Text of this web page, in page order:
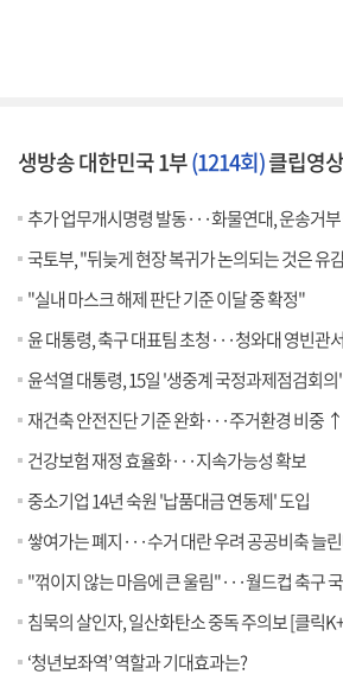
생방송 대한민국 1부(1214회)클립영상
추가 업무개시명령 발동···화물연대, 운송거부 중단 여
국토부, "뒤늦게 현장 복귀가 논의되는 것은 유
"실내 마스크 해제 판단 기준 이달 중 확정"
윤 대통령, 축구 대표팀 초청···청와대 영빈관
윤석열 대통령, 15일 '생중계 국정과제점검회의
재건축 안전진단 기준 완화···주거환경 비중 ↑
건강보험 재정 효율화···지속가능성 확보
중소기업 14년 숙원 '납품대금 연동제' 도입
쌓여가는 폐지···수거 대란 우려 공공비축 늘린다
"꺾이지 않는 마음에 큰 울림"···월드컵 축구 국가대표팀
침묵의 살인자, 일산화탄소 중독 주의보 [클릭
‘청년보좌역’ 역할과 기대효과는?